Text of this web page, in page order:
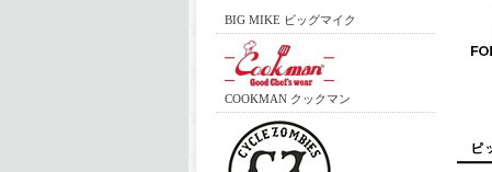
BIG MIKE ビッグマイク
COOKMAN クックマン